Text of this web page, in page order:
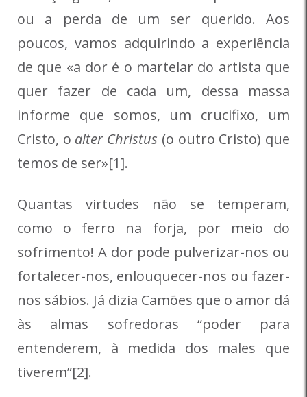
ou a perda de um ser querido. Aos
poucos, vamos adquirindo a experiência
de que «a dor é o martelar do artista que
quer fazer de cada um, dessa massa
informe que somos, um crucifixo, um
Cristo, o alter Christus (o outro Cristo) que
temos de ser»[1].
Quantas virtudes não se temperam,
como o ferro na forja, por meio do
sofrimento! A dor pode pulverizar-nos ou
fortalecer-nos, enlouquecer-nos ou fazer-
nos sábios. Já dizia Camões que o amor dá
às almas sofredoras “poder para
entenderem, à medida dos males que
tiverem”[2].